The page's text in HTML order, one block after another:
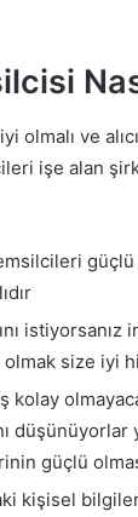
olmalı ve
işe alan
size iyi
kolay
güçlü
kişisel